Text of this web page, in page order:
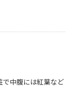
で中腹には紅葉など